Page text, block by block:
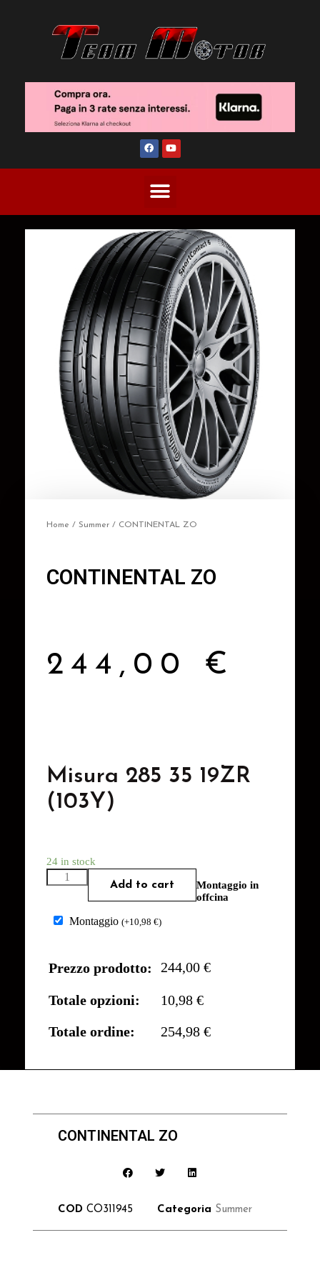
Home / Summer / CONTINENTAL ZO
CONTINENTAL ZO
244,00 €
Misura 285 35 19ZR
(103Y)
24 in stock
Add to cart
Montaggio in
offcina
Montaggio (+10,98 €)
Prezzo prodotto: 244,00 €
Totale opzioni:
10,98 €
Totale ordine:
254,98 €
CONTINENTAL ZO
COD CO311945 Categoria Summer